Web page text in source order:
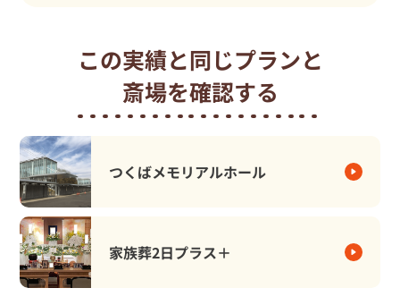
この実績と同じプランと
斎場を確認する
つくばメモリアルホール
家族葬2日プラス＋